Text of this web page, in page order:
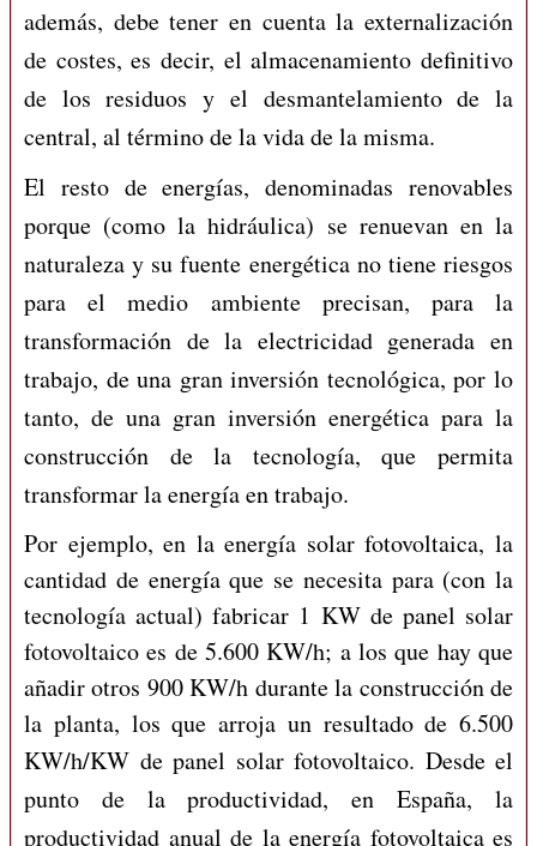
además, debe tener en cuenta la externalización
de costes, es decir, el almacenamiento definitivo
de los residuos y el desmantelamiento de la
central, al término de la vida de la misma.
El resto de energías, denominadas renovables
porque (como la hidráulica) se renuevan en la
naturaleza y su fuente energética no tiene riesgos
para el medio ambiente precisan, para la
transformación de la electricidad generada en
trabajo, de una gran inversión tecnológica, por lo
tanto, de una gran inversión energética para la
construcción de la tecnología, que permita
transformar la energía en trabajo.
Por ejemplo, en la energía solar fotovoltaica, la
cantidad de energía que se necesita para (con la
tecnología actual) fabricar 1 KW de panel solar
fotovoltaico es de 5.600 KW/h; a los que hay que
añadir otros 900 KW/h durante la construcción de
la planta, los que arroja un resultado de 6.500
KW/h/KW de panel solar fotovoltaico. Desde el
punto de la productividad, en España, la
productividad anual de la energía fotovoltaica es